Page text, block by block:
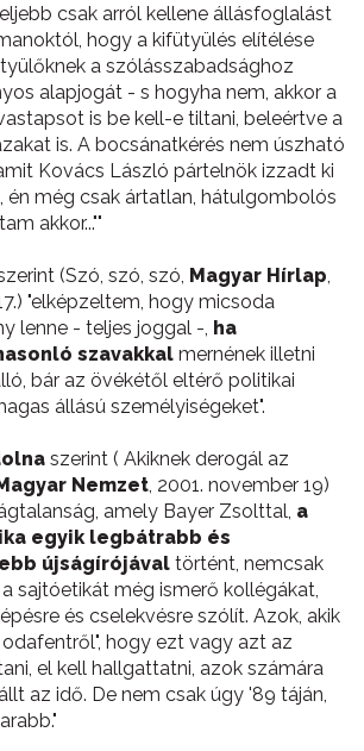
csak arról kellene állásfoglalást
hogy a kifütyülés elítélése
a szólásszabadsághoz
alapjogát - s hogyha nem, akkor a
is be kell-e tiltani, beleértve a
is. A bocsánatkérés nem úszható
Kovács László pártelnök izzadt ki
én még csak ártatlan, hátulgombolós
akkor...""
(Szó, szó, szó, Magyar Hírlap,
"elképzeltem, hogy micsoda
lenne - teljes joggal -, ha
szavakkal mernének illetni
bár az övékétől eltérő politikai
állású személyiségeket".
szerint ( Akiknek derogál az
Nemzet, 2001. november 19)
amely Bayer Zsolttal, a
egyik legbátrabb és
újságírójával történt, nemcsak
sajtóetikát még ismerő kollégákat,
és cselekvésre szólít. Azok, akik
odafentről", hogy ezt vagy azt az
el kell hallgattatni, azok számára
az idő. De nem csak úgy '89 táján,